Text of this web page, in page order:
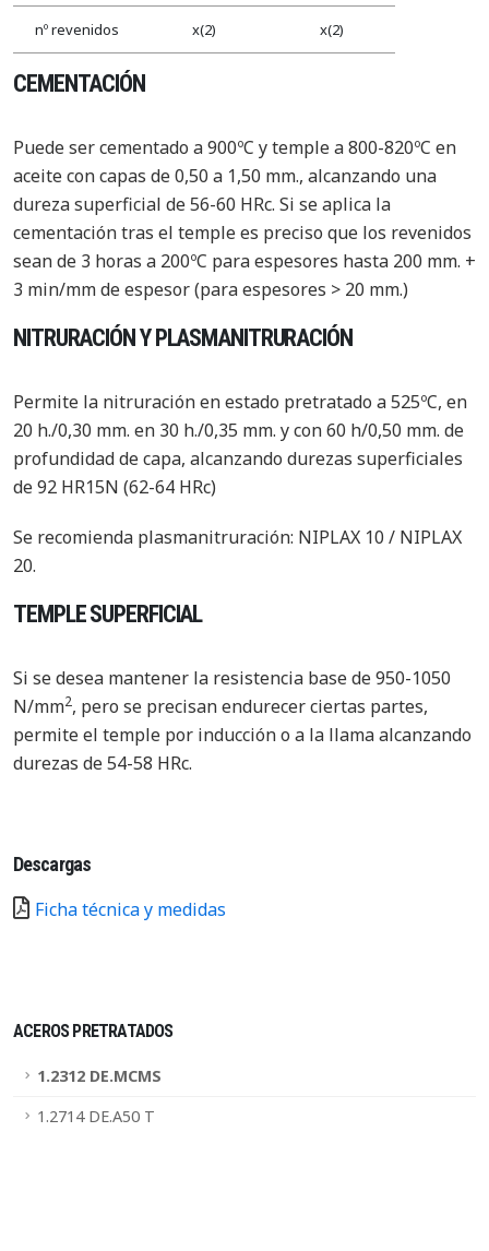
ACEROS PRETRATADOS
1.2312 DE.MCMS
1.2714 DE.A50 T
nº revenidos x(2) x(2)
CEMENTACIÓN
Puede ser cementado a 900ºC y temple a 800-820ºC en
aceite con capas de 0,50 a 1,50 mm., alcanzando una
dureza superficial de 56-60 HRc. Si se aplica la
cementación tras el temple es preciso que los revenidos
sean de 3 horas a 200ºC para espesores hasta 200 mm. +
3 min/mm de espesor (para espesores > 20 mm.)
NITRURACIÓN Y PLASMANITRURACIÓN
Permite la nitruración en estado pretratado a 525ºC, en
20 h./0,30 mm. en 30 h./0,35 mm. y con 60 h/0,50 mm. de
profundidad de capa, alcanzando durezas superficiales
de 92 HR15N (62-64 HRc)
Se recomienda plasmanitruración: NIPLAX 10 / NIPLAX
20.
TEMPLE SUPERFICIAL
Si se desea mantener la resistencia base de 950-1050
N/mm2, pero se precisan endurecer ciertas partes,
permite el temple por inducción o a la llama alcanzando
durezas de 54-58 HRc.
Descargas
Ficha técnica y medidas